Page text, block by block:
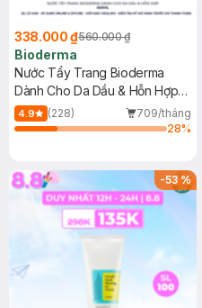
338.000 ₫560.000 ₫
Bioderma
Nước Tẩy Trang Bioderma
Dành Cho Da Dầu & Hỗn Hợp
500ml
4.9 (228)
709/tháng
28%
-53%